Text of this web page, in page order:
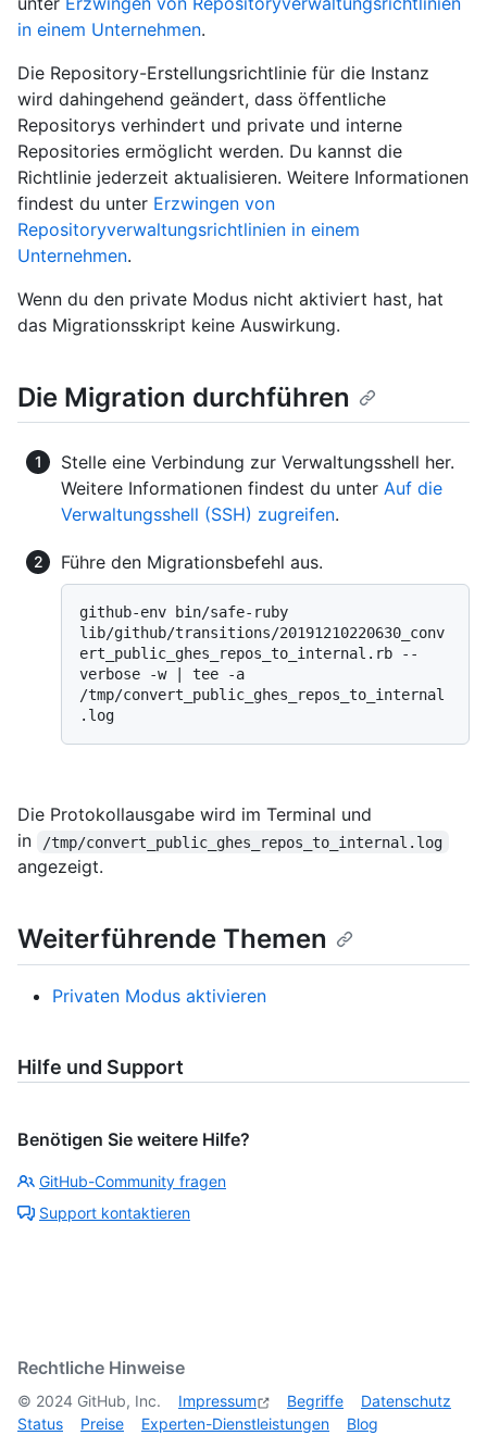
in einem Unternehmen.
Die Repository-Erstellungsrichtlinie für die Instanz
wird dahingehend geändert, dass öffentliche
Repositorys verhindert und private und interne
Repositories ermöglicht werden. Du kannst die
Richtlinie jederzeit aktualisieren. Weitere Informationen
findest du unter Erzwingen von
Repositoryverwaltungsrichtlinien in einem
Unternehmen.
Wenn du den private Modus nicht aktiviert hast, hat
das Migrationsskript keine Auswirkung.
Die Migration durchführen
Stelle eine Verbindung zur Verwaltungsshell her.
Weitere Informationen findest du unter Auf die
Verwaltungsshell (SSH) zugreifen.
Führe den Migrationsbefehl aus.
github-env bin/safe-ruby
lib/github/transitions/20191210220630_conv
ert_public_ghes_repos_to_internal.rb --
verbose -w | tee -a
/tmp/convert_public_ghes_repos_to_internal
Die Protokollausgabe wird im Terminal und
in
/tmp/convert_public_ghes_repos_to_internal.log
angezeigt.
Weiterführende Themen
Privaten Modus aktivieren
Hilfe und Support
Benötigen Sie weitere Hilfe?
GitHub-Community fragen
Support kontaktieren
Rechtliche Hinweise
© 2024 GitHub, Inc. Impressum Begriffe
Datenschutz
Status
Preise Experten-Dienstleistungen Blog